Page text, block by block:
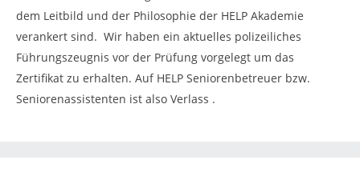
dem Leitbild und der Philosophie der HELP Akademie
verankert sind. Wir haben ein aktuelles polizeiliches
Führungszeugnis vor der Prüfung vorgelegt um das
Zertifikat zu erhalten. Auf HELP Seniorenbetreuer bzw.
Seniorenassistenten ist also Verlass .